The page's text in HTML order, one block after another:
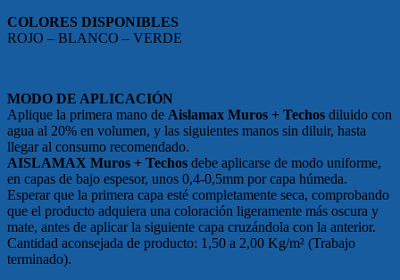
COLORES DISPONIBLES
ROJO – BLANCO – VERDE
MODO DE APLICACIÓN
Aplique la primera mano de Aislamax Muros + Techos diluido con
agua al 20% en volumen, y las siguientes manos sin diluir, hasta
llegar al consumo recomendado.
AISLAMAX Muros + Techos debe aplicarse de modo uniforme,
en capas de bajo espesor, unos 0,4-0,5mm por capa húmeda.
Esperar que la primera capa esté completamente seca, comprobando
que el producto adquiera una coloración ligeramente más oscura y
mate, antes de aplicar la siguiente capa cruzándola con la anterior.
Cantidad aconsejada de producto: 1,50 a 2,00 Kg/m² (Trabajo
terminado).